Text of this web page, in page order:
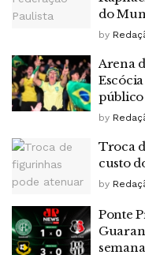
do
by
Arena
público
by
Troca
custo
by
Ponte
semana